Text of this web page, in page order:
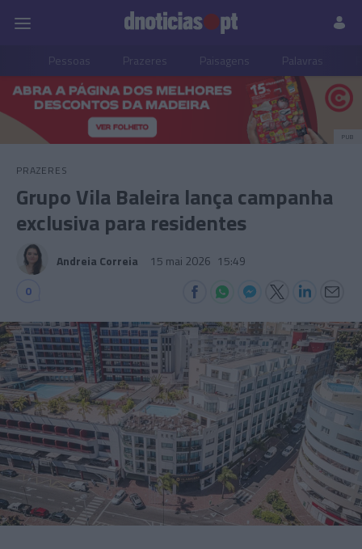
Pessoas Prazeres Paisagens Palavras
PUB
PRAZERES
Grupo Vila Baleira lança campanha
exclusiva para residentes
Andreia Correia 15 mai 2026 15:49
0